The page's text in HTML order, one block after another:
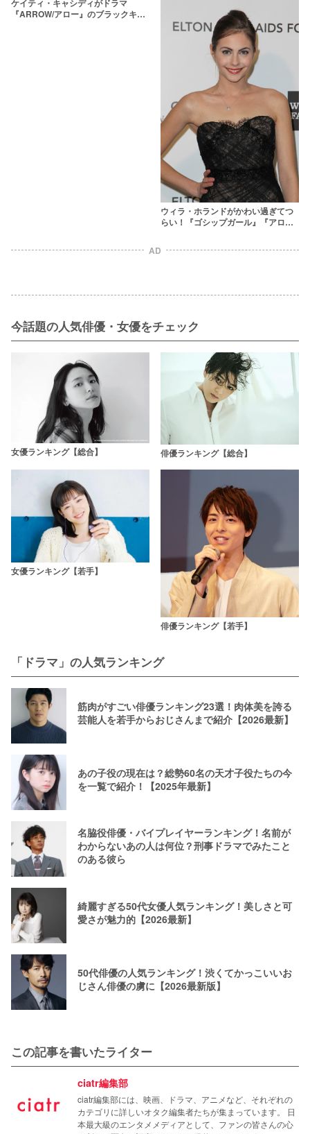
ケイティ・キャシディがドラマ
『ARROW/アロー』のブラックキャ
ウィラ・ホランドがかわい過ぎてつ
らい！『ゴシップガール』『アロ
AD
今話題の人気俳優・女優をチェック
女優ランキング【総合】 俳優ランキング【総合】
女優ランキング【若手】
俳優ランキング【若手】
「ドラマ」の人気ランキング
筋肉がすごい俳優ランキング23選！肉体美を誇る
芸能人を若手からおじさんまで紹介【2026最新】
あの子役の現在は？総勢60名の天才子役たちの今
を一覧で紹介！【2025年最新】
名脇役俳優・バイプレイヤーランキング！名前が
わからないあの人は何位？刑事ドラマでみたこと
のある彼ら
綺麗すぎる50代女優人気ランキング！美しさと可
愛さが魅力的【2026最新】
50代俳優の人気ランキング！渋くてかっこいいお
じさん俳優の虜に【2026最新版】
この記事を書いたライター
ciatr編集部
ciatr編集部には、映画、ドラマ、アニメなど、それぞれの
カテゴリに詳しいオタク編集者たちが集まっています。 日
本最大級のエンタメメディアとして、ファンの皆さんの心